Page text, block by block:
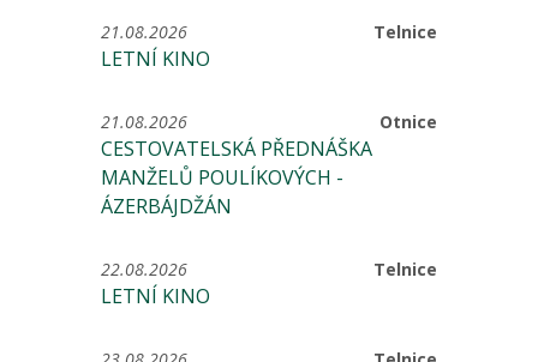
Telnice
21.08.2026
LETNÍ KINO
Otnice
21.08.2026
CESTOVATELSKÁ PŘEDNÁŠKA
MANŽELŮ POULÍKOVÝCH -
ÁZERBÁJDŽÁN
Telnice
22.08.2026
LETNÍ KINO